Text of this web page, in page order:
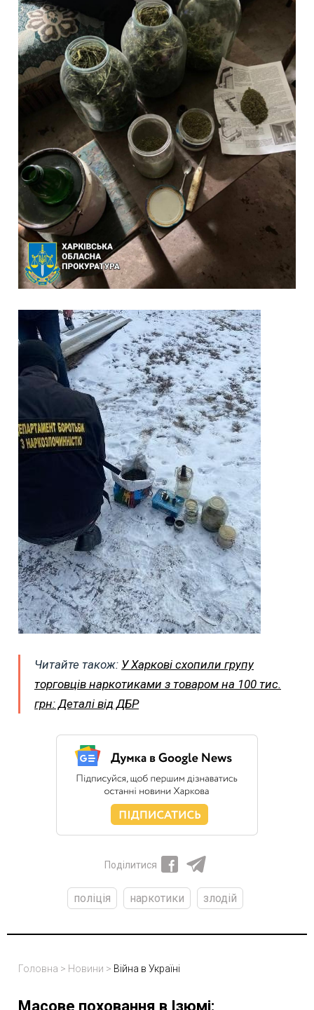
Читайте також: У Харкові схопили групу
торговців наркотиками з товаром на 100 тис.
грн: Деталі від ДБР
Поділитися
поліція наркотики злодій
Головна > Новини > Війна в Україні
Масове поховання в Ізюмі: